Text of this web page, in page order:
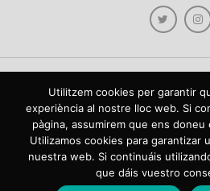
Copyright © 2021 NHLmania.com. Tots els
reservados. NHLmania és una web
NHL, tant en català com en castellà. L'escut
web en qüestió. NHLmania es una web
la NHL, tanto en español como en
propiedad de
Utilitzem cookies per garantir
experiència al nostre lloc web. Si
pàgina, assumirem que ens
Utilizamos cookies para garantizar
nuestra web. Si continuáis
que dáis vuestro